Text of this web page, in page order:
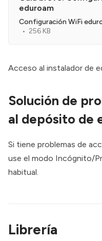
El
ocasionar la
eduroam
Configuración WiFi
256 KB
Acceso al instalador de
Solución de
al depósito de
Si tiene problemas de
use el modo Incógnito/
habitual.
Librería